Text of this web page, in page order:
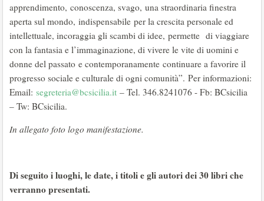
apprendimento, conoscenza, svago, una straordinaria finestra
aperta sul mondo, indispensabile per la crescita personale ed
intellettuale, incoraggia gli scambi di idee, permette di viaggiare
con la fantasia e l’immaginazione, di vivere le vite di uomini e
donne del passato e contemporanamente continuare a favorire il
progresso sociale e culturale di ogni comunità”. Per informazioni:
Email: segreteria@bcsicilia.it – Tel. 346.8241076 - Fb: BCsicilia
– Tw: BCsicilia.
In allegato foto logo manifestazione.
Di seguito i luoghi, le date, i titoli e gli autori dei 30 libri che
verranno presentati.